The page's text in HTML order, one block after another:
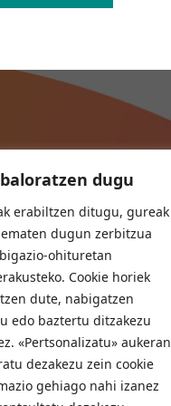
dugu
erabiltzen ditugu, gureak
dugun zerbitzua
ohituretan
Cookie horiek
dute, nabigatzen
edo baztertu ditzakezu
«Pertsonalizatu» aukeran
dezakezu zein cookie
gehiago nahi izanez